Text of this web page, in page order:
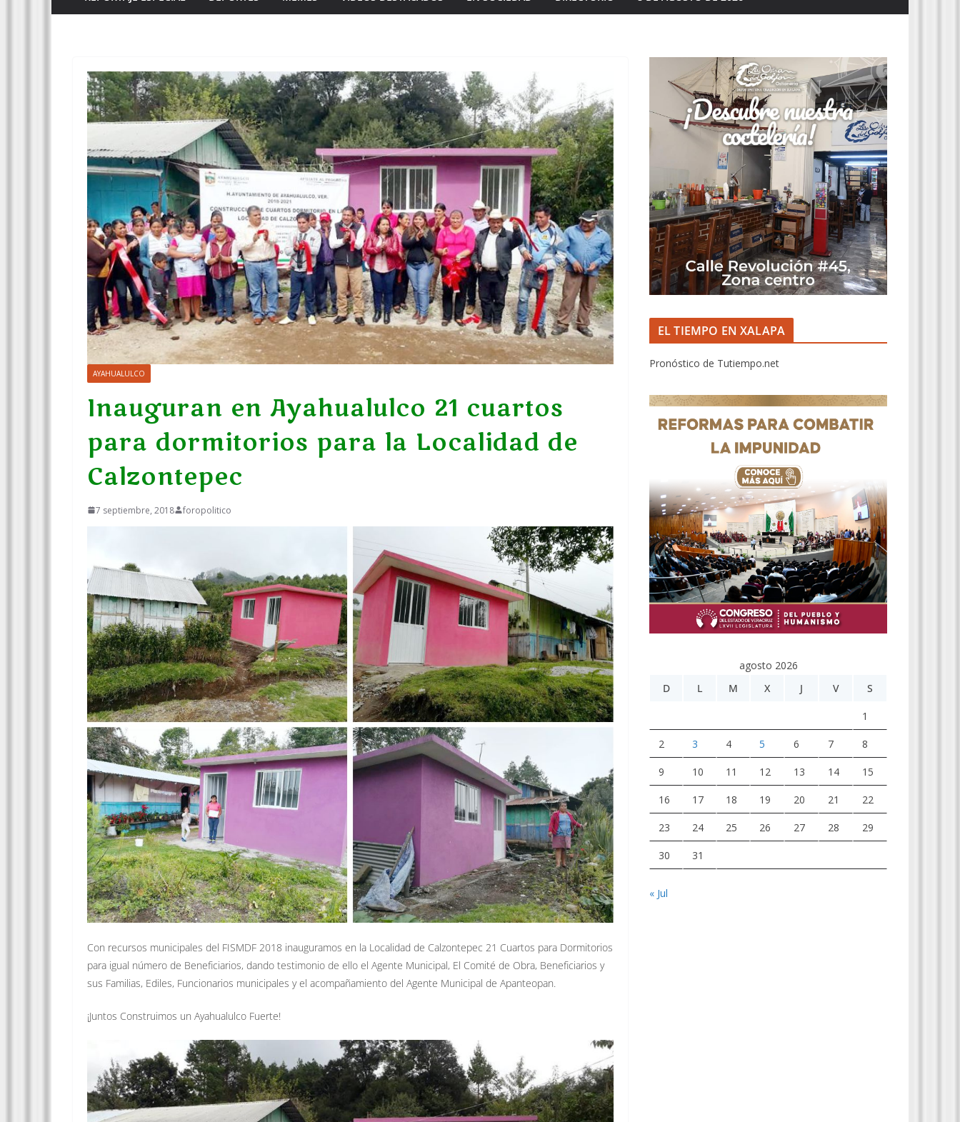
AYAHUALULCO
Inauguran en Ayahualulco 21 cuartos
para dormitorios para la Localidad de
Calzontepec
7 septiembre, 2018 foropolitico
Con recursos municipales del FISMDF 2018 inauguramos en la Localidad de Calzontepec 21 Cuartos para Dormitorios
para igual número de Beneficiarios, dando testimonio de ello el Agente Municipal, El Comité de Obra, Beneficiarios y
sus Familias, Ediles, Funcionarios municipales y el acompañamiento del Agente Municipal de Apanteopan.
¡Juntos Construimos un Ayahualulco Fuerte!
EL TIEMPO EN XALAPA
Pronóstico de Tutiempo.net
agosto 2026
D
L M X J V S
1
2 3 4 5 6 7 8
9 10 11 12 13 14 15
16 17 18 19 20 21 22
23 24 25 26 27 28 29
30 31
« Jul